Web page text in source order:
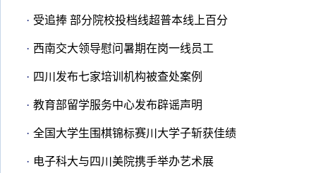
· 受追捧 部分院校投档线超普本线上百分
· 西南交大领导慰问暑期在岗一线员工
· 四川发布七家培训机构被查处案例
· 教育部留学服务中心发布辟谣声明
· 全国大学生围棋锦标赛川大学子斩获佳绩
· 电子科大与四川美院携手举办艺术展